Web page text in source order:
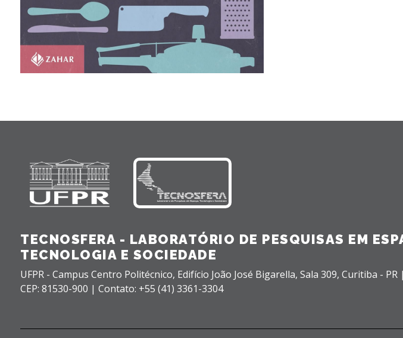
TECNOSFERA - LABORATÓRIO DE PESQUISAS EM
TECNOLOGIA E SOCIEDADE
UFPR - Campus Centro Politécnico, Edifício João José Bigarella, Sala 309, Curitiba - PR |
CEP: 81530-900 | Contato: +55 (41) 3361-3304